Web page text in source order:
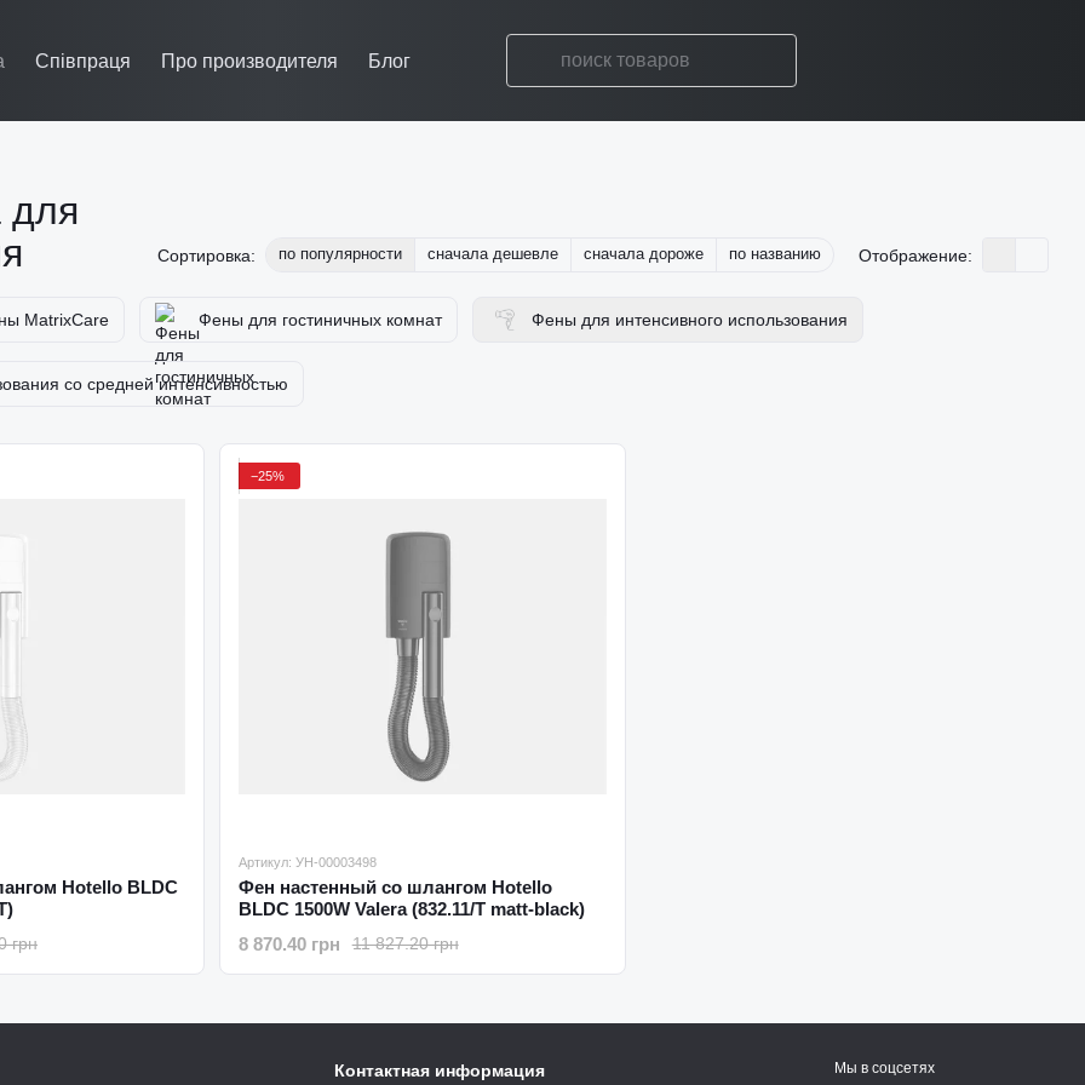
Співпраця Про производителя
Блог
для
Сортировка: по популярности сначала дешевле сначала дороже по названию Отображение:
MatrixCare Фены для гостиничных комнат Фены для интенсивного использования
со средней интенсивностью
Hotello BLDC
грн
−25%
Артикул: УН-00003498
Фен настенный со шлангом Hotello
BLDC 1500W Valera (832.11/T matt-black)
11 827.20 грн
8 870.40 грн
Контактная информация Мы в соцсетях